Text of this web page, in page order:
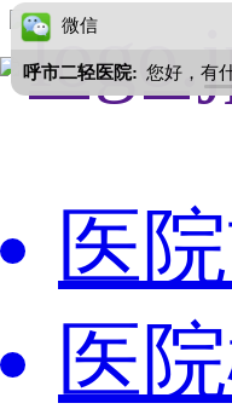
医
医
微信
呼市二轻医院: 您好，有